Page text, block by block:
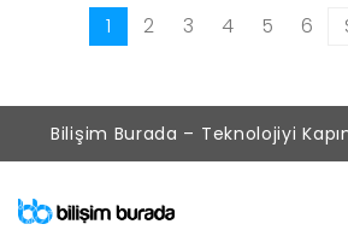
1
2 3 4 5 6
Bilişim Burada – Teknolojiyi